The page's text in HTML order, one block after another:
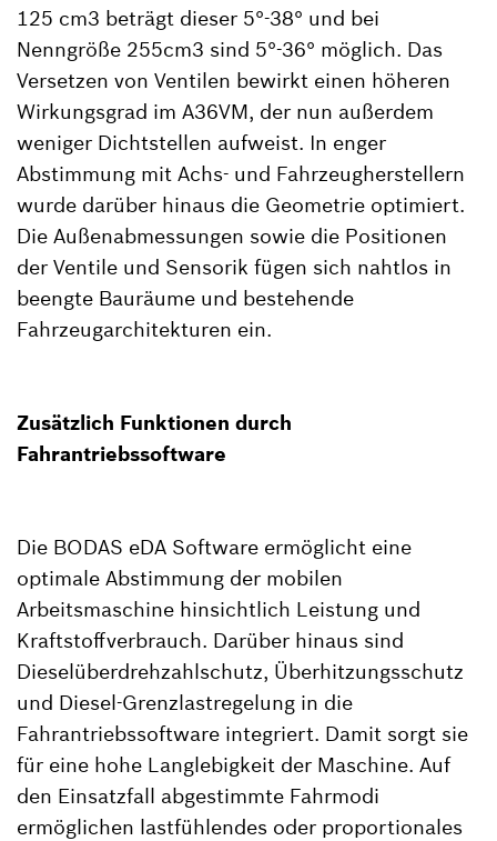
125 cm3 beträgt dieser 5°-38° und bei
Nenngröße 255cm3 sind 5°-36° möglich. Das
Versetzen von Ventilen bewirkt einen höheren
Wirkungsgrad im A36VM, der nun außerdem
weniger Dichtstellen aufweist. In enger
Abstimmung mit Achs- und Fahrzeugherstellern
wurde darüber hinaus die Geometrie optimiert.
Die Außenabmessungen sowie die Positionen
der Ventile und Sensorik fügen sich nahtlos in
beengte Bauräume und bestehende
Fahrzeugarchitekturen ein.
Zusätzlich Funktionen durch
Fahrantriebssoftware
Die BODAS eDA Software ermöglicht eine
optimale Abstimmung der mobilen
Arbeitsmaschine hinsichtlich Leistung und
Kraftstoffverbrauch. Darüber hinaus sind
Dieselüberdrehzahlschutz, Überhitzungsschutz
und Diesel-Grenzlastregelung in die
Fahrantriebssoftware integriert. Damit sorgt sie
für eine hohe Langlebigkeit der Maschine. Auf
den Einsatzfall abgestimmte Fahrmodi
ermöglichen lastfühlendes oder proportionales